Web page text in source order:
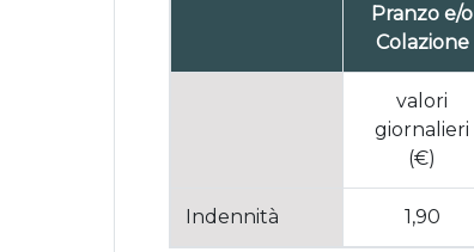
Pranzo e/o
Colazione
valori
giornalieri
(€)
Indennità 1,90